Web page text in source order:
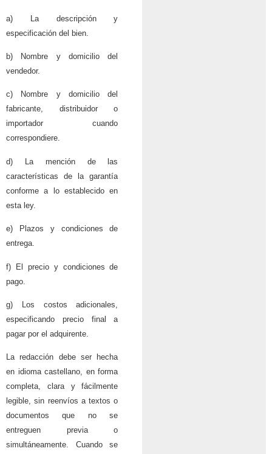
a) La descripción y
especificación del bien.
b) Nombre y domicilio del
vendedor.
c) Nombre y domicilio del
fabricante, distribuidor o
importador cuando
correspondiere.
d) La mención de las
características de la garantía
conforme a lo establecido en
esta ley.
e) Plazos y condiciones de
entrega.
f) El precio y condiciones de
pago.
g) Los costos adicionales,
especificando precio final a
pagar por el adquirente.
La redacción debe ser hecha
en idioma castellano, en forma
completa, clara y fácilmente
legible, sin reenvíos a textos o
documentos que no se
entreguen previa o
simultáneamente. Cuando se